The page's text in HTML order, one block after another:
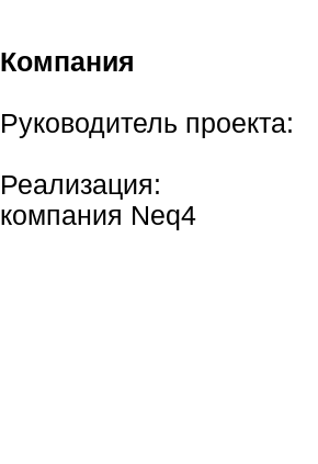
Компания
Руководитель проекта:
Реализация:
компания Neq4